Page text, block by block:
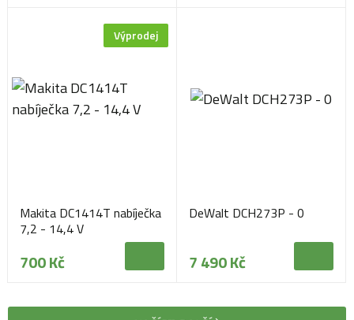
Výprodej
Makita DC1414T nabíječka
7,2 - 14,4 V
700 Kč
DeWalt DCH273P - 0
7 490 Kč